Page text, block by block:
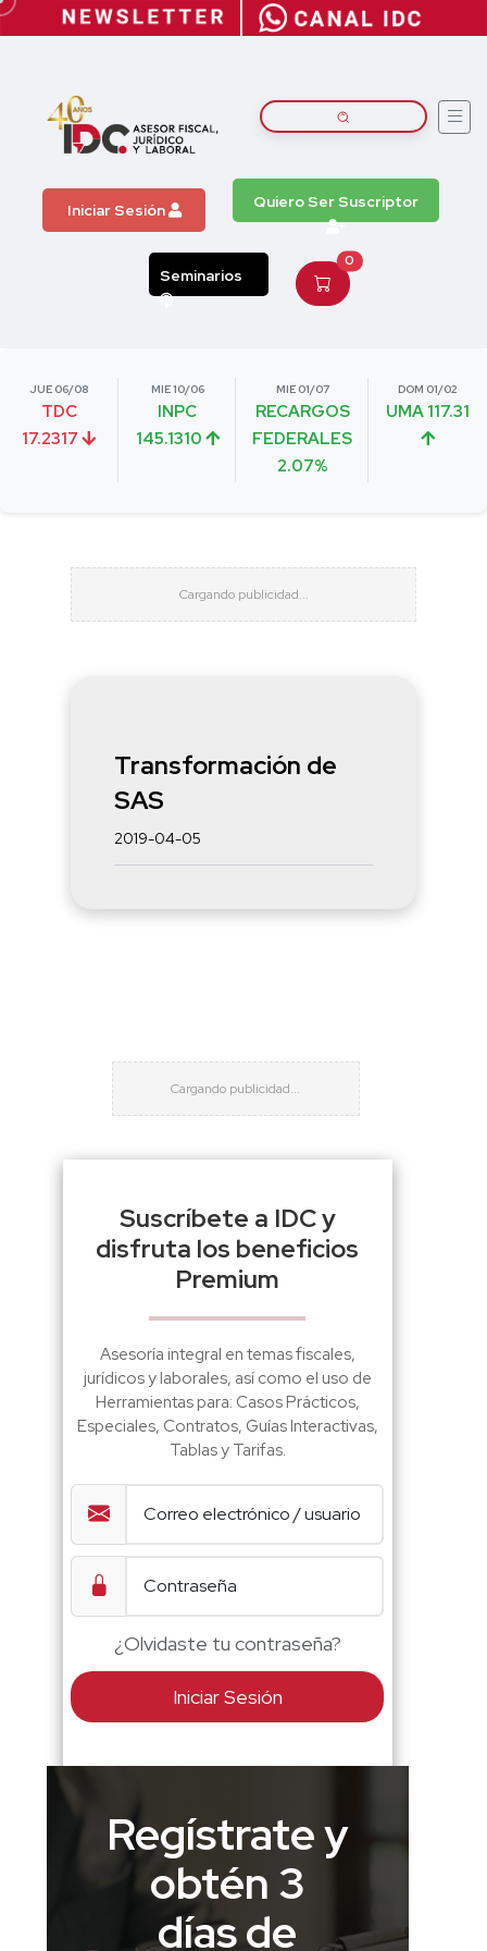
Iniciar Sesión Quiero Ser Suscriptor
Seminarios
0
JUE 06/08
TDC
17.2317
MIE 10/06
INPC
145.1310
MIE 01/07
RECARGOS
FEDERALES
2.07%
DOM 01/02
UMA 117.31
Transformación de
SAS
2019-04-05
Suscríbete a IDC y
disfruta los beneficios
Premium
Asesoría integral en temas fiscales,
jurídicos y laborales, así como el uso de
Herramientas para: Casos Prácticos,
Especiales, Contratos, Guías Interactivas,
Tablas y Tarifas.
¿Olvidaste tu contraseña?
Iniciar Sesión
Regístrate y
obtén 3
días de